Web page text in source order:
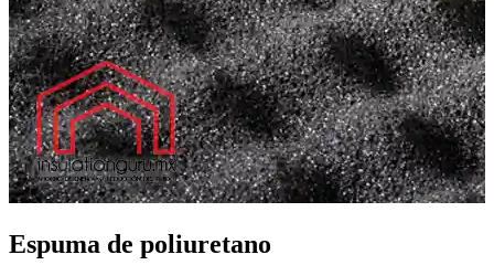
Espuma de poliuretano